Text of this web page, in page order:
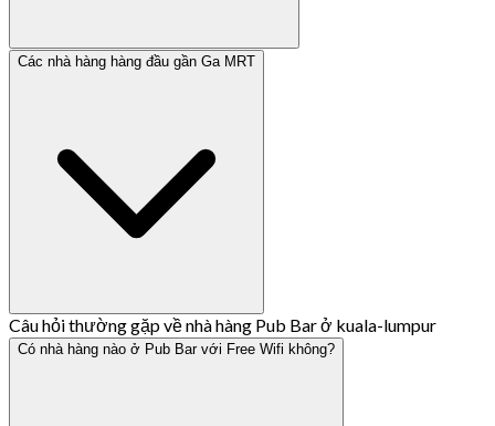
Các nhà hàng hàng đầu gần Ga MRT
Câu hỏi thường gặp về nhà hàng Pub Bar ở kuala-lumpur
Có nhà hàng nào ở Pub Bar với Free Wifi không?